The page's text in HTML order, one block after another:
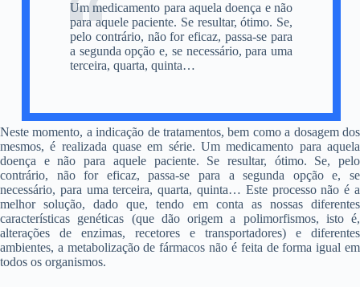
Um medicamento para aquela doença e não
para aquele paciente. Se resultar, ótimo. Se,
pelo contrário, não for eficaz, passa-se para
a segunda opção e, se necessário, para uma
terceira, quarta, quinta…
Neste momento, a indicação de tratamentos, bem como a dosagem dos
mesmos, é realizada quase em série. Um medicamento para aquela
doença e não para aquele paciente. Se resultar, ótimo. Se, pelo
contrário, não for eficaz, passa-se para a segunda opção e, se
necessário, para uma terceira, quarta, quinta… Este processo não é a
melhor solução, dado que, tendo em conta as nossas diferentes
características genéticas (que dão origem a polimorfismos, isto é,
alterações de enzimas, recetores e transportadores) e diferentes
ambientes, a metabolização de fármacos não é feita de forma igual em
todos os organismos.